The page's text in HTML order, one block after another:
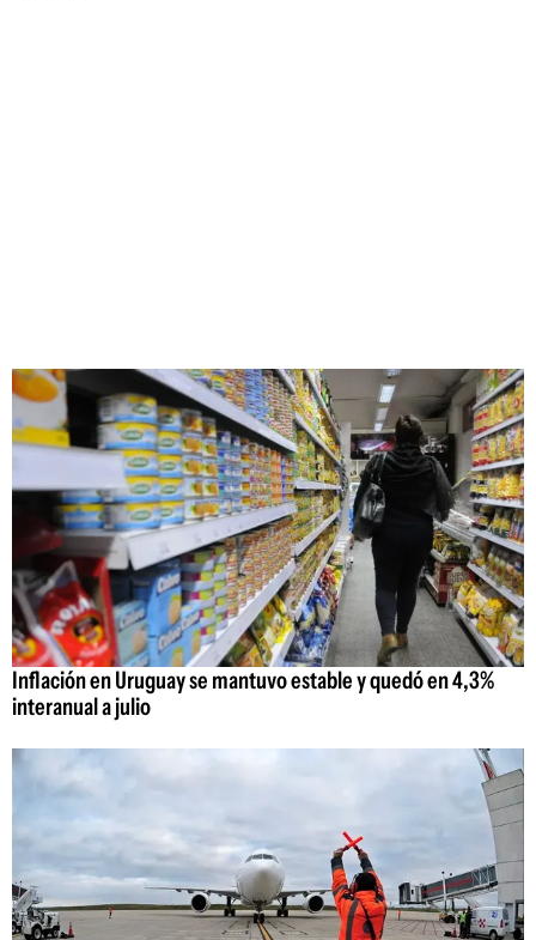
Inflación en Uruguay se mantuvo estable y quedó en 4,3%
interanual a julio